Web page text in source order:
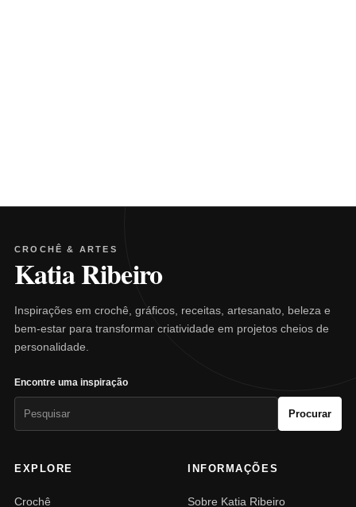
CROCHÊ & ARTES
Katia Ribeiro
Inspirações em crochê, gráficos, receitas, artesanato, beleza e
bem-estar para transformar criatividade em projetos cheios de
personalidade.
Encontre uma inspiração
Procurar
EXPLORE
Crochê
INFORMAÇÕES
Sobre Katia Ribeiro